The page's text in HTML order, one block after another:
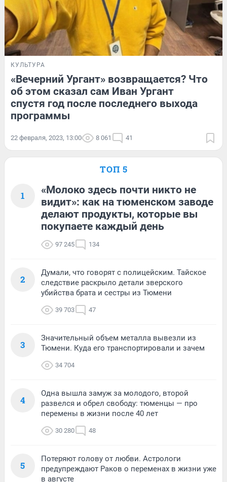
КУЛЬТУРА
«Вечерний Ургант» возвращается? Что
об этом сказал сам Иван Ургант
спустя год после последнего выхода
программы
22 февраля, 2023, 13:00 8 061 41
ТОП 5
1
«Молоко здесь почти никто не
видит»: как на тюменском заводе
делают продукты, которые вы
покупаете каждый день
97 245 134
2
Думали, что говорят с полицейским. Тайское
следствие раскрыло детали зверского
убийства брата и сестры из Тюмени
39 703 47
3
Значительный объем металла вывезли из
Тюмени. Куда его транспортировали и зачем
34 704
4
Одна вышла замуж за молодого, второй
развелся и обрел свободу: тюменцы — про
перемены в жизни после 40 лет
30 280 48
5
Потеряют голову от любви. Астрологи
предупреждают Раков о переменах в жизни уже
в августе